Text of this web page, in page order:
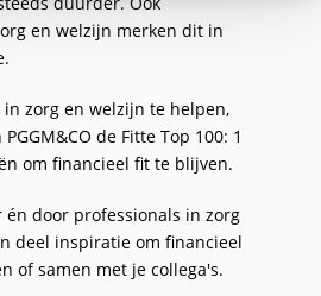
en welzijn merken dit in
zorg en welzijn te helpen,
de Fitte Top 100: 1
om financieel fit te blijven.
én door professionals in zorg
deel inspiratie om financieel
of samen met je collega's.